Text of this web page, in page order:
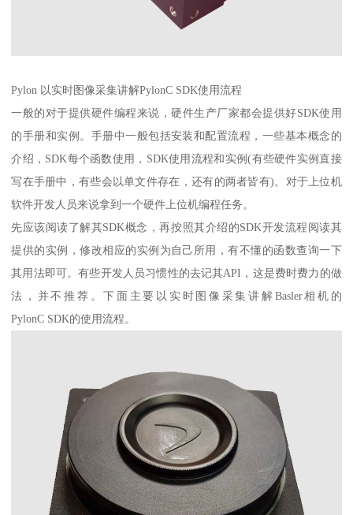
Pylon 以实时图像采集讲解PylonC SDK使用流程
一般的对于提供硬件编程来说，硬件生产厂家都会提供好SDK使用
的手册和实例。手册中一般包括安装和配置流程，一些基本概念的
介绍，SDK每个函数使用，SDK使用流程和实例(有些硬件实例直接
写在手册中，有些会以单文件存在，还有的两者皆有)。对于上位机
软件开发人员来说拿到一个硬件上位机编程任务。
先应该阅读了解其SDK概念，再按照其介绍的SDK开发流程阅读其
提供的实例，修改相应的实例为自己所用，有不懂的函数查询一下
其用法即可。有些开发人员习惯性的去记其API，这是费时费力的做
法，并不推荐。下面主要以实时图像采集讲解Basler相机的
PylonC SDK的使用流程。